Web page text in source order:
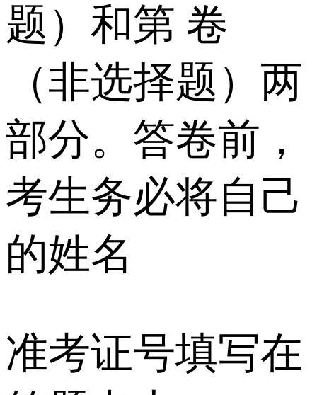
题）和第 卷
（非选择题）两
部分。答卷前，
考生务必将自己
的姓名
准考证号填写在